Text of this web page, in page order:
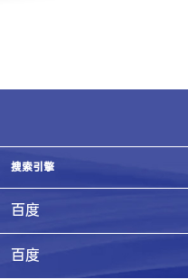
搜索引擎
百度
百度